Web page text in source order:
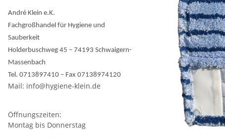
André Klein e.K.
Fachgroßhandel für Hygiene und
Sauberkeit
Holderbuschweg 45 – 74193 Schwaigern-
Massenbach
Tel. 0713897410 – Fax 07138974120
Mail: info@hygiene-klein.de
Öffnungszeiten:
Montag bis Donnerstag